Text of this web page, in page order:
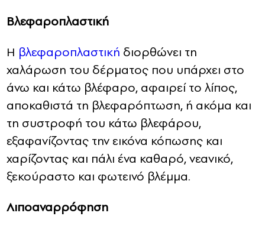
Βλεφαροπλαστική
Η βλεφαροπλαστική διορθώνει τη
χαλάρωση του δέρματος που υπάρχει στο
άνω και κάτω βλέφαρο, αφαιρεί το λίπος,
αποκαθιστά τη βλεφαρόπτωση, ή ακόμα και
τη συστροφή του κάτω βλεφάρου,
εξαφανίζοντας την εικόνα κόπωσης και
χαρίζοντας και πάλι ένα καθαρό, νεανικό,
ξεκούραστο και φωτεινό βλέμμα.
Λιποαναρρόφηση